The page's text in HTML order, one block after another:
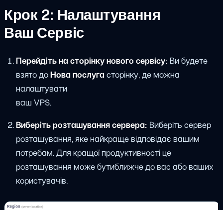
Крок 2: Налаштування
Ваш Сервіс
Перейдіть на сторінку нового сервісу: Ви будете
взято доНова послугасторінку, де можна
налаштувати
ваш VPS.
Виберіть розташування сервера: Виберіть сервер
розташування, яке найкраще відповідає вашим
потребам. Для кращої продуктивності це
розташування може бутиближче до вас або ваших
користувачів.